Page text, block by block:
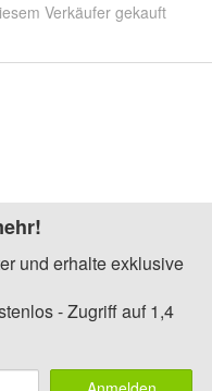
Verkäufer gekauft
und erhalte exklusive
- Zugriff auf 1,4